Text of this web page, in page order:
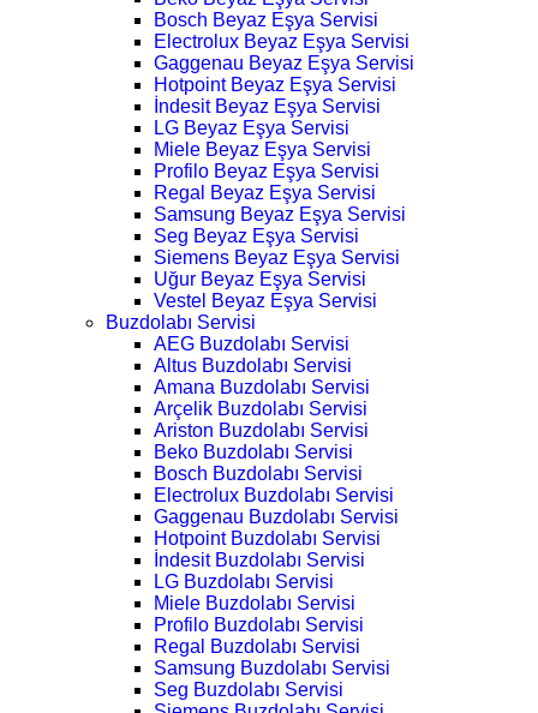
Bosch Beyaz Eşya Servisi
Electrolux Beyaz Eşya Servisi
Gaggenau Beyaz Eşya Servisi
Hotpoint Beyaz Eşya Servisi
İndesit Beyaz Eşya Servisi
LG Beyaz Eşya Servisi
Miele Beyaz Eşya Servisi
Profilo Beyaz Eşya Servisi
Regal Beyaz Eşya Servisi
Samsung Beyaz Eşya Servisi
Seg Beyaz Eşya Servisi
Siemens Beyaz Eşya Servisi
Uğur Beyaz Eşya Servisi
Vestel Beyaz Eşya Servisi
Buzdolabı Servisi
AEG Buzdolabı Servisi
Altus Buzdolabı Servisi
Amana Buzdolabı Servisi
Arçelik Buzdolabı Servisi
Ariston Buzdolabı Servisi
Beko Buzdolabı Servisi
Bosch Buzdolabı Servisi
Electrolux Buzdolabı Servisi
Gaggenau Buzdolabı Servisi
Hotpoint Buzdolabı Servisi
İndesit Buzdolabı Servisi
LG Buzdolabı Servisi
Miele Buzdolabı Servisi
Profilo Buzdolabı Servisi
Regal Buzdolabı Servisi
Samsung Buzdolabı Servisi
Seg Buzdolabı Servisi